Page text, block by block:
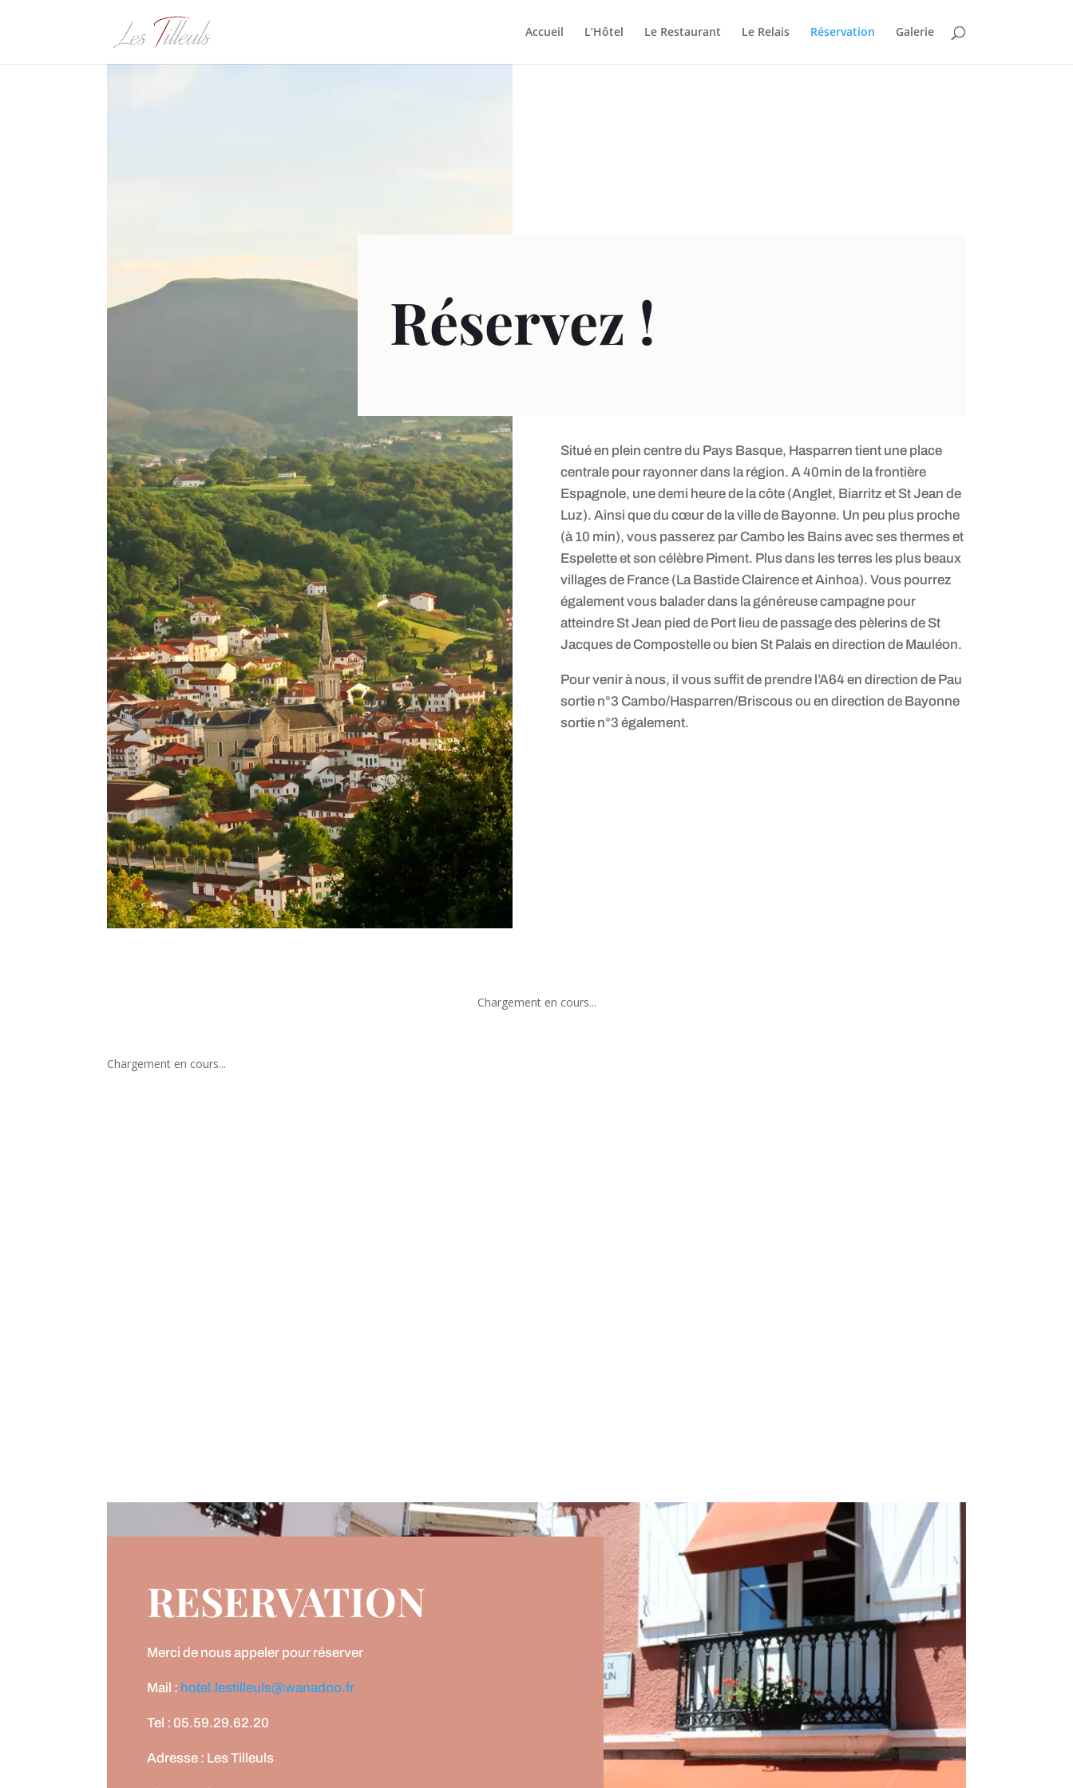
Accueil L’Hôtel Le Restaurant Le Relais Réservation Galerie
Réservez !
Situé en plein centre du Pays Basque, Hasparren tient une place
centrale pour rayonner dans la région. A 40min de la frontière
Espagnole, une demi heure de la côte (Anglet, Biarritz et St Jean de
Luz). Ainsi que du cœur de la ville de Bayonne. Un peu plus proche
(à 10 min), vous passerez par Cambo les Bains avec ses thermes et
Espelette et son célèbre Piment. Plus dans les terres les plus beaux
villages de France (La Bastide Clairence et Ainhoa). Vous pourrez
également vous balader dans la généreuse campagne pour
atteindre St Jean pied de Port lieu de passage des pèlerins de St
Jacques de Compostelle ou bien St Palais en direction de Mauléon.
Pour venir à nous, il vous suffit de prendre l’A64 en direction de Pau
sortie n°3 Cambo/Hasparren/Briscous ou en direction de Bayonne
sortie n°3 également.
Chargement en cours...
Chargement en cours...
RESERVATION
Merci de nous appeler pour réserver
Mail : hotel.lestilleuls@wanadoo.fr
Tel : 05.59.29.62.20
Adresse : Les Tilleuls